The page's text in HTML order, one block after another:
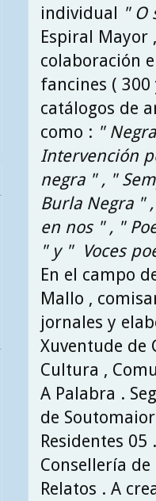
individual " O
Espiral
colaboración
fancines (
catálogos de
como : "
Intervención
negra " , "
Burla Negra "
en nos " , "
" y " Voces
En el campo
Mallo ,
jornales y
Xuventude de
Cultura ,
A Palabra .
de
Residentes
Consellería
Relatos . A